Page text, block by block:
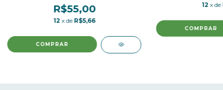
R$55,00
12 x de R$5,66
COMPRAR
12 x de
COMPRAR